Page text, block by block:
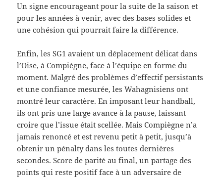
Un signe encourageant pour la suite de la saison et
pour les années à venir, avec des bases solides et
une cohésion qui pourrait faire la différence.
Enfin, les SG1 avaient un déplacement délicat dans
l’Oise, à Compiègne, face à l’équipe en forme du
moment. Malgré des problèmes d’effectif persistants
et une confiance mesurée, les Wahagnisiens ont
montré leur caractère. En imposant leur handball,
ils ont pris une large avance à la pause, laissant
croire que l’issue était scellée. Mais Compiègne n’a
jamais renoncé et est revenu petit à petit, jusqu’à
obtenir un pénalty dans les toutes dernières
secondes. Score de parité au final, un partage des
points qui reste positif face à un adversaire de